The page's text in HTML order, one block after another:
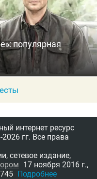
популярная
интернет ресурс
2026 гг. Все права
сетевое издание,
17 ноября 2016 г.,
Подробнее